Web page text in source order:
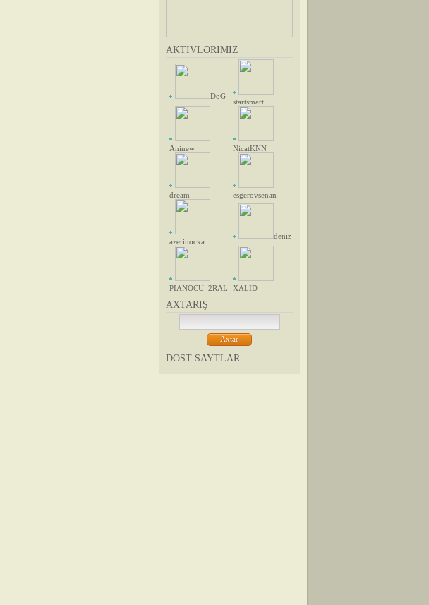
AKTIVLƏRIMIZ
DoG
startsmart
Aninew NicatKNN
dream esgerovsenan
azerinocka
deniz
PIANOCU_2RAL XALID
AXTARIŞ
DOST SAYTLAR